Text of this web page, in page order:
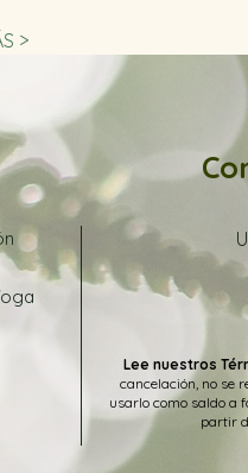
>
Lee nuestros
cancelación, no se
usarlo como saldo a
partir